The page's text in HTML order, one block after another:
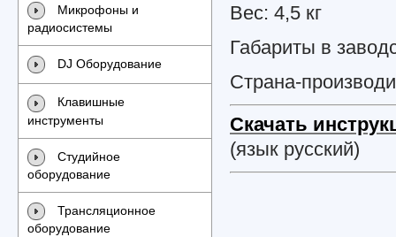
Микрофоны и
радиосистемы
DJ Оборудование
Клавишные
инструменты
Студийное
оборудование
Трансляционное
оборудование
Вес: 4,5 кг
Габариты в
Страна-
Скачать
(язык русский)